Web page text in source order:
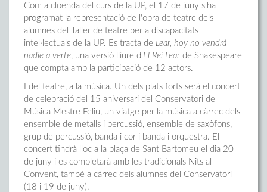
Com a cloenda del curs de la UP, el 17 de juny s'ha
programat la representació de l'obra de teatre dels
alumnes del Taller de teatre per a discapacitats
intel·lectuals de la UP. Es tracta de Lear, hoy no vendrá
nadie a verte, una versió lliure d'El Rei Lear de Shakespeare
que compta amb la participació de 12 actors.
I del teatre, a la música. Un dels plats forts serà el concert
de celebració del 15 aniversari del Conservatori de
Música Mestre Feliu, un viatge per la música a càrrec dels
ensemble de metalls i percussió, ensemble de saxòfons,
grup de percussió, banda i cor i banda i orquestra. El
concert tindrà lloc a la plaça de Sant Bartomeu el dia 20
de juny i es completarà amb les tradicionals Nits al
Convent, també a càrrec dels alumnes del Conservatori
(18 i 19 de juny).